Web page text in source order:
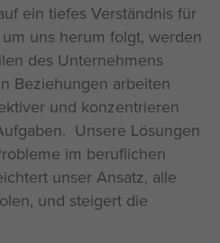
ein tiefes Verständnis für
uns herum folgt, werden
des Unternehmens
Beziehungen arbeiten
und konzentrieren
Unsere Lösungen
im beruflichen
unser Ansatz, alle
und steigert die